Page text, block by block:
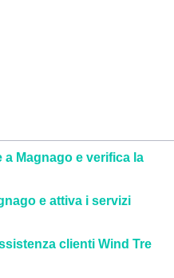
a Magnago e verifica la
e attiva i servizi
clienti Wind Tre